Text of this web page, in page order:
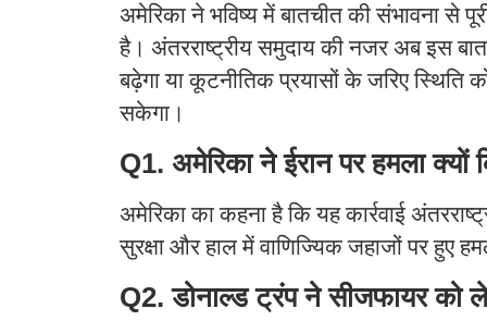
अमेरिका ने भविष्य में बातचीत की संभावना से
है। अंतरराष्ट्रीय समुदाय की नजर अब इस
बढ़ेगा या कूटनीतिक प्रयासों के जरिए स्थिति
सकेगा।
Q1. अमेरिका ने ईरान पर हमला क्यों
अमेरिका का कहना है कि यह कार्रवाई
सुरक्षा और हाल में वाणिज्यिक जहाजों पर हुए
Q2. डोनाल्ड ट्रंप ने सीजफायर को